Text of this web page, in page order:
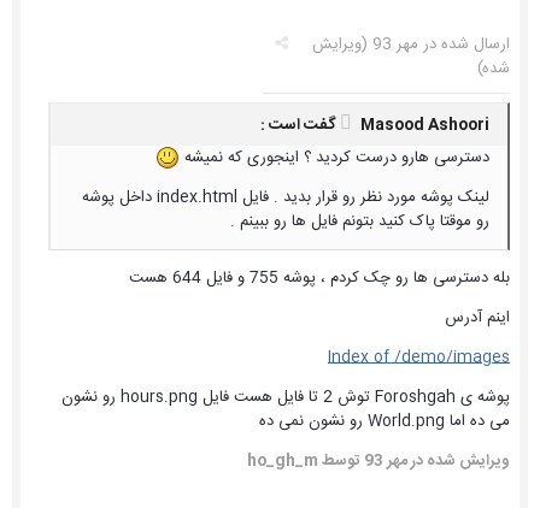
ارسال شده در مهر 93
(ویرایش
شده)
Masood Ashoori گفت است :
دسترسی هارو درست کردید ؟ اینجوری که نمیشه
لینک پوشه مورد نظر رو قرار بدید . فایل index.html داخل پوشه
رو موقتا پاک کنید بتونم فایل ها رو ببینم .
بله دسترسی ها رو چک کردم ، پوشه 755 و فایل 644 هست
اینم آدرس
Index of /demo/images
پوشه ی Foroshgah توش 2 تا فایل هست فایل hours.png رو نشون
می ده اما World.png رو نشون نمی ده
ویرایش شده درمهر 93 توسط ho_gh_m